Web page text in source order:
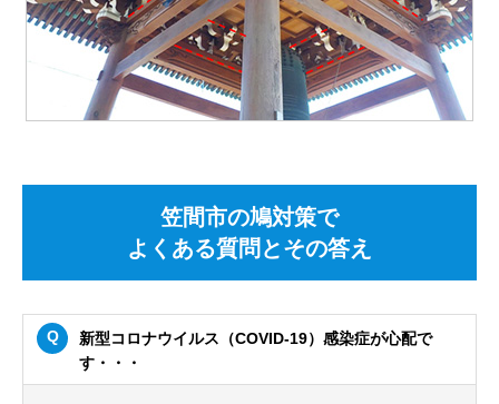
笠間市の鳩対策で
よくある質問とその答え
新型コロナウイルス（COVID-19）感染症が心配で
す・・・